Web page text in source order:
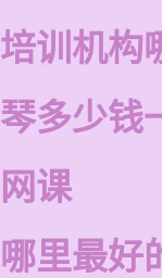
训机构
多少钱
课
里最好